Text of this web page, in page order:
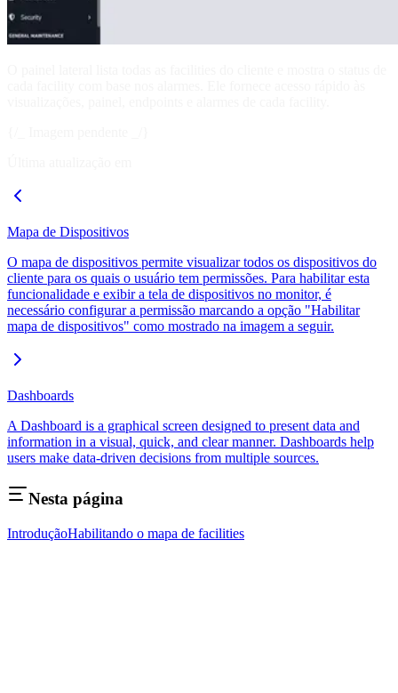
Mapa de Dispositivos
O mapa de dispositivos permite visualizar todos os dispositivos do
cliente para os quais o usuário tem permissões. Para habilitar esta
funcionalidade e exibir a tela de dispositivos no monitor, é
necessário configurar a permissão marcando a opção "Habilitar
mapa de dispositivos" como mostrado na imagem a seguir.
Dashboards
A Dashboard is a graphical screen designed to present data and
information in a visual, quick, and clear manner. Dashboards help
users make data-driven decisions from multiple sources.
Nesta página
IntroduçãoHabilitando o mapa de facilities